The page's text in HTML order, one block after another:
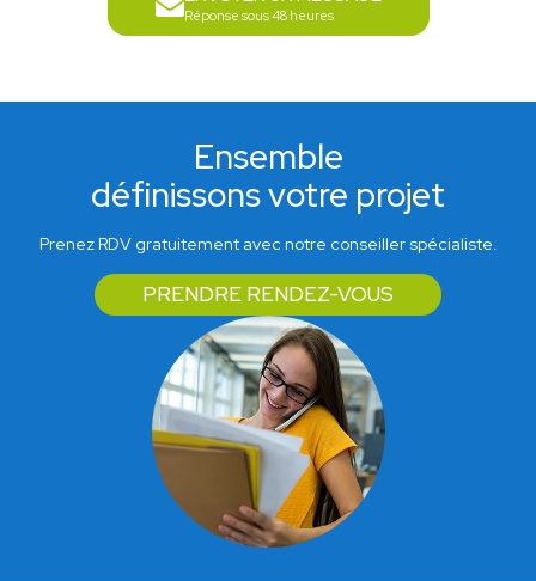
Réponse sous 48 heures
Ensemble
définissons votre projet
Prenez RDV gratuitement avec notre conseiller spécialiste.
PRENDRE RENDEZ-VOUS